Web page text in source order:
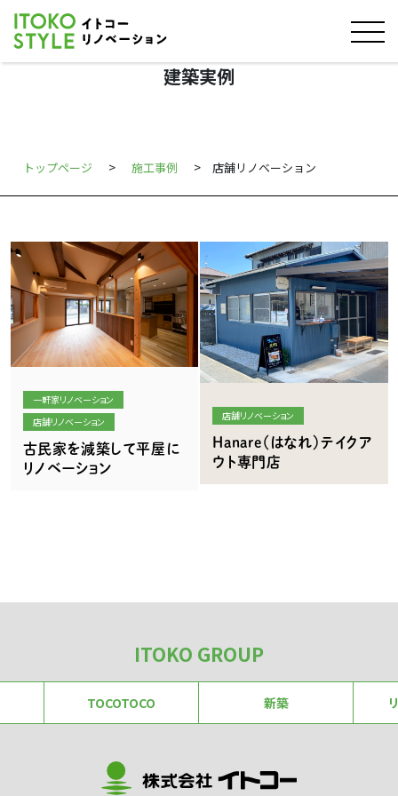
建築実例
トップページ > 施工事例 > 店舗リノベーション
一軒家リノベーション
店舗リノベーション
古民家を減築して平屋に
リノベーション
店舗リノベーション
Hanare（はなれ）テイクア
ウト専門店
ITOKO GROUP
TOCOTOCO 新築